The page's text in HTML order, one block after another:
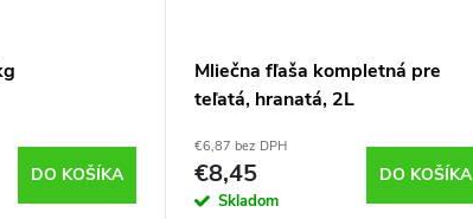
DO KOŠÍKA
Mliečna fľaša kompletná pre
teľatá, hranatá, 2L
€6,87 bez DPH
€8,45
Skladom
DO KOŠÍKA